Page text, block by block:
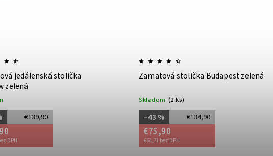
jedálenská stolička
zelená
€139,90
DPH
Zamatová stolička Budapest zelená
Skladom (2 ks)
€134,90
–43 %
€75,90
€61,71 bez DPH